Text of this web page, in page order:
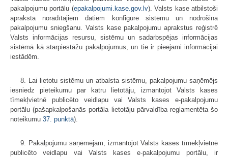
pakalpojumu portālu (epakalpojumi.kase.gov.lv). Valsts kase atbilstoši
aprakstā norādītajiem datiem konfigurē sistēmu un nodrošina
pakalpojumu sniegšanu. Valsts kase pakalpojumu aprakstus reģistrē
Valsts informācijas resursu, sistēmu un sadarbspējas informācijas
sistēmā kā starpiestāžu pakalpojumus, un tie ir pieejami informācijai
iestādēm.
8. Lai lietotu sistēmu un atbalsta sistēmu, pakalpojumu saņēmējs
iesniedz pieteikumu par katru lietotāju, izmantojot Valsts kases
tīmekļvietnē publicēto veidlapu vai Valsts kases e-pakalpojumu
portālu (pašapkalpošanās portāla lietotāju pārvaldība reglamentēta šo
noteikumu 37. punktā).
9. Pakalpojumu saņēmējam, izmantojot Valsts kases tīmekļvietnē
publicēto veidlapu vai Valsts kases e-pakalpojumu portālu, ir